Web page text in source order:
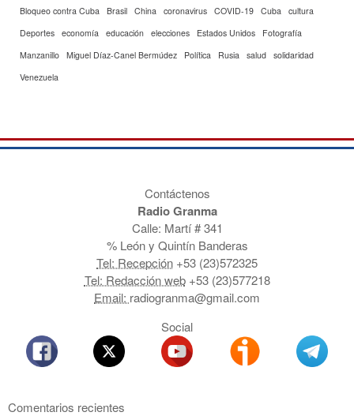
Bloqueo contra Cuba Brasil China coronavirus COVID-19 Cuba cultura
Deportes economía educación elecciones Estados Unidos
Fotografía
Manzanillo Miguel Díaz-Canel Bermúdez Política Rusia salud solidaridad
Venezuela
Contáctenos
Radio Granma
Calle: Martí # 341
% León y Quintín Banderas
Tel: Recepción +53 (23)572325
Tel: Redacción web+53 (23)577218
Email: radiogranma@gmail.com
Social
Comentarios recientes